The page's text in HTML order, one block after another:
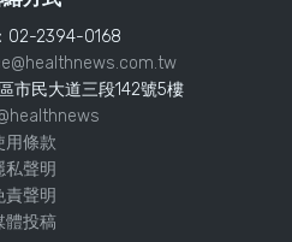
02-2394-0168
市民大道三段142號5樓
用條款
私聲明
責聲明
體投稿